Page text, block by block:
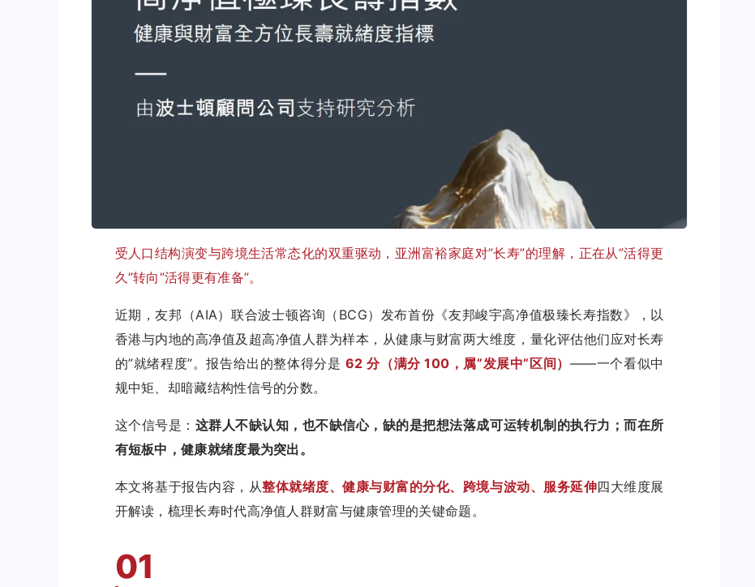
受人口结构演变与跨境生活常态化的双重驱动，亚洲富裕家庭对”长寿”的理解，正在从”活得更
久”转向”活得更有准备”。
近期，友邦（AIA）联合波士顿咨询（BCG）发布首份《友邦峻宇高净值极臻长寿指数》，以
香港与内地的高净值及超高净值人群为样本，从健康与财富两大维度，量化评估他们应对长寿
的”就绪程度”。报告给出的整体得分是62 分（满分 100，属”发展中”区间） ——一个看似中
规中矩、却暗藏结构性信号的分数。
这个信号是： 这群人不缺认知，也不缺信心，缺的是把想法落成可运转机制的执行力；而在所
有短板中，健康就绪度最为突出。
本文将基于报告内容，从整体就绪度、健康与财富的分化、跨境与波动、服务延伸四大维度展
开解读，梳理长寿时代高净值人群财富与健康管理的关键命题。
01